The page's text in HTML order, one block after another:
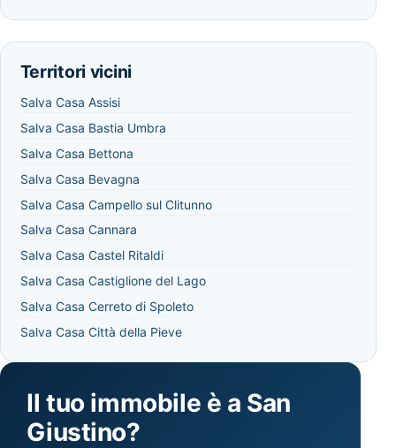
Territori vicini
Salva Casa Assisi
Salva Casa Bastia Umbra
Salva Casa Bettona
Salva Casa Bevagna
Salva Casa Campello sul Clitunno
Salva Casa Cannara
Salva Casa Castel Ritaldi
Salva Casa Castiglione del Lago
Salva Casa Cerreto di Spoleto
Salva Casa Città della Pieve
Il tuo immobile è a San
Giustino?